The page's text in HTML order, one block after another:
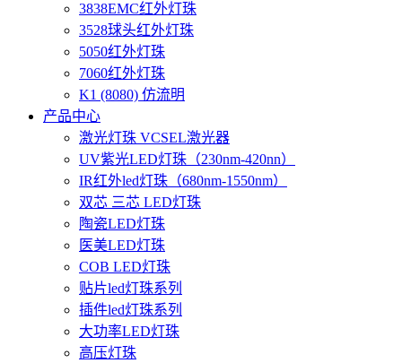
3838EMC红外灯珠
3528球头红外灯珠
5050红外灯珠
7060红外灯珠
K1 (8080) 仿流明
产品中心
激光灯珠 VCSEL激光器
UV紫光LED灯珠（230nm-420nn）
IR红外led灯珠（680nm-1550nm）
双芯 三芯 LED灯珠
陶瓷LED灯珠
医美LED灯珠
COB LED灯珠
贴片led灯珠系列
插件led灯珠系列
大功率LED灯珠
高压灯珠